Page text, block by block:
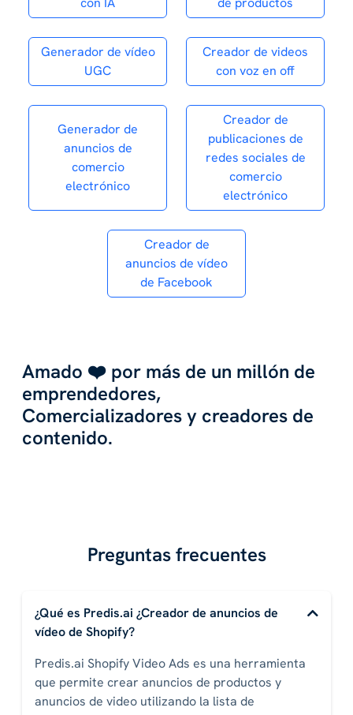
Generador de vídeo
UGC
Creador de videos
con voz en off
Generador de
anuncios de
comercio
electrónico
Creador de
publicaciones de
redes sociales de
comercio
electrónico
Creador de
anuncios de vídeo
de Facebook
Amado ❤️ por más de un millón de
emprendedores,
Comercializadores y creadores de
contenido.
Preguntas frecuentes
¿Qué es Predis.ai ¿Creador de anuncios de
vídeo de Shopify?
Predis.ai Shopify Video Ads es una herramienta
que permite crear anuncios de productos y
anuncios de video utilizando la lista de